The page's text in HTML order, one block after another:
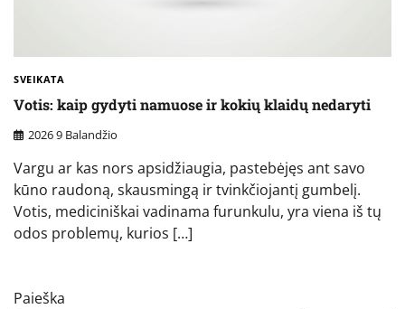
SVEIKATA
Votis: kaip gydyti namuose ir kokių klaidų nedaryti
2026 9 Balandžio
Vargu ar kas nors apsidžiaugia, pastebėjęs ant savo
kūno raudoną, skausmingą ir tvinkčiojantį gumbelį.
Votis, mediciniškai vadinama furunkulu, yra viena iš tų
odos problemų, kurios […]
Paieška